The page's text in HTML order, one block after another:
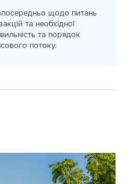
щодо питань
та необхідної
та порядок
потоку.